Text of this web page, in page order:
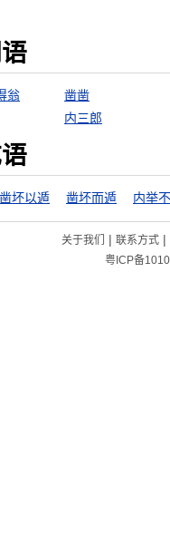
翁
凿凿
内三郎
凿坏以遁 凿坏而遁
关于我们 | 联系方式|
粤ICP备